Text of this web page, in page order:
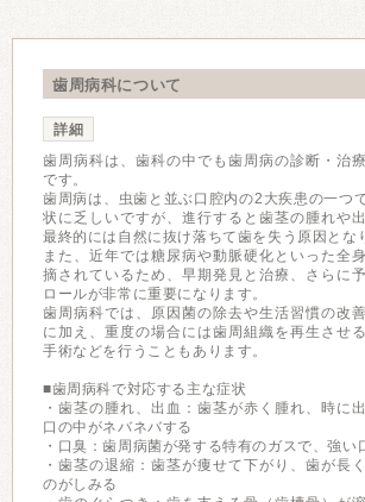
歯周病科について
詳細
歯周病科は、歯科の中でも歯周病の診断・治
です。
歯周病は、虫歯と並ぶ口腔内の2大疾患の一つ
状に乏しいですが、進行すると歯茎の腫れや
最終的には自然に抜け落ちて歯を失う原因とな
また、近年では糖尿病や動脈硬化といった全
摘されているため、早期発見と治療、さらに
ロールが非常に重要になります。
歯周病科では、原因菌の除去や生活習慣の改
に加え、重度の場合には歯周組織を再生させ
手術などを行うこともあります。
■歯周病科で対応する主な症状
・歯茎の腫れ、出血：歯茎が赤く腫れ、時に
口の中がネバネバする
・口臭：歯周病菌が発する特有のガスで、強い
・歯茎の退縮：歯茎が痩せて下がり、歯が長
のがしみる